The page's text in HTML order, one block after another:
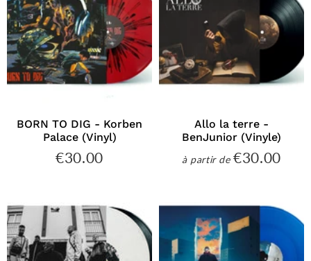
BORN TO DIG - Korben
Palace (Vinyl)
Prix
€30.00
Allo la terre -
BenJunior (Vinyle)
à partir dePrix
€30.00